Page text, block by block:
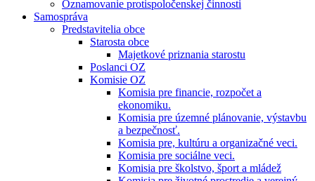
Oznamovanie protispoločenskej činnosti
Samospráva
Predstavitelia obce
Starosta obce
Majetkové priznania starostu
Poslanci OZ
Komisie OZ
Komisia pre financie, rozpočet a
ekonomiku.
Komisia pre územné plánovanie, výstavbu
a bezpečnosť.
Komisia pre, kultúru a organizačné veci.
Komisia pre sociálne veci.
Komisia pre školstvo, šport a mládež